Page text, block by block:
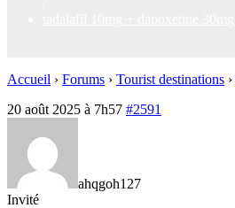
Accueil › Forums › Tourist destinations ›
20 août 2025 à 7h57 #2591
ahqgoh127
Invité